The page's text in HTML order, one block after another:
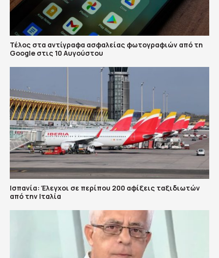
Τέλος στα αντίγραφα ασφαλείας φωτογραφιών από τη
Google στις 10 Αυγούστου
Ισπανία: Έλεγχοι σε περίπου 200 αφίξεις ταξιδιωτών
από την Ιταλία